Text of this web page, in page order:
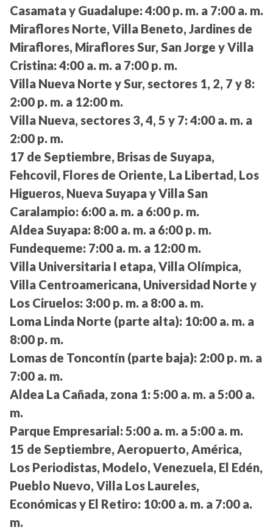
Casamata y Guadalupe: 4:00 p. m. a 7:00 a. m.
Miraflores Norte, Villa Beneto, Jardines de
Miraflores, Miraflores Sur, San Jorge y Villa
Cristina: 4:00 a. m. a 7:00 p. m.
Villa Nueva Norte y Sur, sectores 1, 2, 7 y 8:
2:00 p. m. a 12:00 m.
Villa Nueva, sectores 3, 4, 5 y 7: 4:00 a. m. a
2:00 p. m.
17 de Septiembre, Brisas de Suyapa,
Fehcovil, Flores de Oriente, La Libertad, Los
Higueros, Nueva Suyapa y Villa San
Caralampio: 6:00 a. m. a 6:00 p. m.
Aldea Suyapa: 8:00 a. m. a 6:00 p. m.
Fundequeme: 7:00 a. m. a 12:00 m.
Villa Universitaria I etapa, Villa Olímpica,
Villa Centroamericana, Universidad Norte y
Los Ciruelos: 3:00 p. m. a 8:00 a. m.
Loma Linda Norte (parte alta): 10:00 a. m. a
8:00 p. m.
Lomas de Toncontín (parte baja): 2:00 p. m. a
7:00 a. m.
Aldea La Cañada, zona 1: 5:00 a. m. a 5:00 a.
m.
Parque Empresarial: 5:00 a. m. a 5:00 a. m.
15 de Septiembre, Aeropuerto, América,
Los Periodistas, Modelo, Venezuela, El Edén,
Pueblo Nuevo, Villa Los Laureles,
Económicas y El Retiro: 10:00 a. m. a 7:00 a.
m.